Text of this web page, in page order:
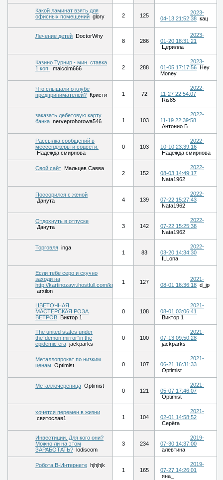
Какой ламинат взять для
офисных помещений glory 2 125
2023-
04-13 21:52:38 кац
Лечение детей
DoctorWhy
8
286
2023-
01-20 18:31:21
Церилла
Казино Турнир - мин. ставка
1 коп.
malcolm666 2 288
2023-
01-05 17:17:56
Hey
Money
Что слышали о клубе
предпринимателей?
Кристи 1 72
2022-
11-27 22:54:07
Ris85
заказать дебетовую карту
банка nerveprohorowa546 1 103
2022-
11-19 22:39:58
Антонио Б
Рассылка сообщений в
мессенджеры и соцсети.
Надежда смирнова
0 103
2022-
10-10 23:39:16
Надежда смирнова
Свой сайт Мальцев Савва
2
152
2022-
08-03 14:49:17
Nata1962
Поссорился с женой
Данута
4 139
2022-
07-22 15:27:43
Nata1962
Отдохнуть в отпуске
Данута
3 142
2022-
07-22 15:25:38
Nata1962
Торговля inga
1
83
2022-
03-20 14:34:30
ILLona
Если тебе серо и скучно
заходи на
http://kartinozavr.ihostfull.com/kri
arxilon
1 127
2021-
08-01 16:36:18 d_jp
ЦВЕТОЧНАЯ
МАСТЕРСКАЯ РОЗА
ВЕТРОВ
Виктор 1
0 108
2021-
08-01 03:06:41
Виктор 1
The united states under
the“demon mirror”in the
epidemic era jackparks
0 100
2021-
07-13 09:50:28
jackparks
Металлопрокат по низким
ценам Optimist 0 107
2021-
06-21 16:31:33
Optimist
Металлочерепица Optimist
0
121
2021-
05-07 17:46:07
Optimist
хочется перемен в жизни
святослав1
1 104
2021-
02-01 14:58:52
Серёга
Инвестиции. Для кого они?
Можно ли на этом
ЗАРАБОТАТЬ?
lodiscom
3 234
2019-
07-30 14:37:00
алевтина
Робота В-Интернете hjhjhjk
1
165
2019-
07-27 14:26:01
яна_